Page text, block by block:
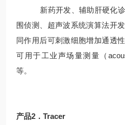
新药开发、辅助肝硬化诊
围侦测、超声波系统演算法开
同作用后可刺激细胞增加通透
可用于工业声场量测量（
等。
产品2．Tracer